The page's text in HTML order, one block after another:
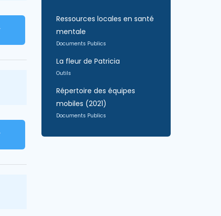
Ressources locales en santé
mentale
Documents Publics
La fleur de Patricia
Outils
Répertoire des équipes
mobiles (2021)
Documents Publics